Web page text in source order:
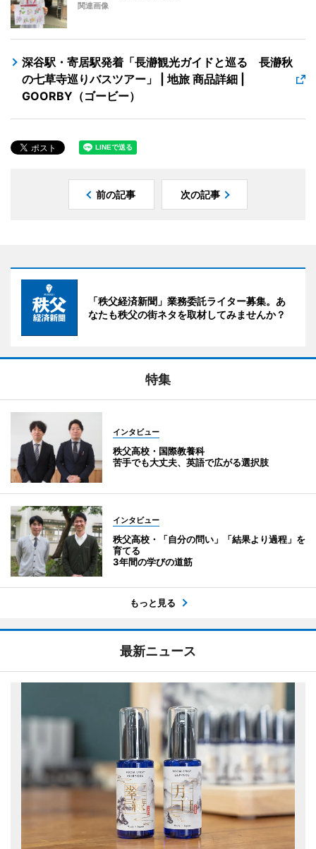
関連画像
深谷駅・寄居駅発着「長瀞観光ガイドと巡る 長瀞秋
の七草寺巡りバスツアー」 | 地旅 商品詳細 |
GOORBY（ゴービー）
前の記事 次の記事
「秩父経済新聞」業務委託ライター募集。あ
なたも秩父の街ネタを取材してみませんか？
特集
インタビュー
秩父高校・国際教養科
苦手でも大丈夫、英語で広がる選択肢
インタビュー
秩父高校・「自分の問い」「結果より過程」を
育てる
3年間の学びの道筋
もっと見る
最新ニュース